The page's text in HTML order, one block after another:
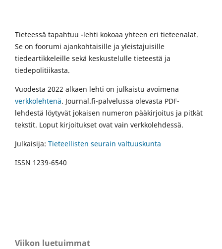
Tieteessä tapahtuu -lehti kokoaa yhteen eri tieteenalat.
Se on foorumi ajankohtaisille ja yleistajuisille
tiedeartikkeleille sekä keskustelulle tieteestä ja
tiedepolitiikasta.
Vuodesta 2022 alkaen lehti on julkaistu avoimena
verkkolehtenä. Journal.fi-palvelussa olevasta PDF-
lehdestä löytyvät jokaisen numeron pääkirjoitus ja pitkät
tekstit. Loput kirjoitukset ovat vain verkkolehdessä.
Julkaisija: Tieteellisten seurain valtuuskunta
ISSN 1239-6540
Viikon luetuimmat